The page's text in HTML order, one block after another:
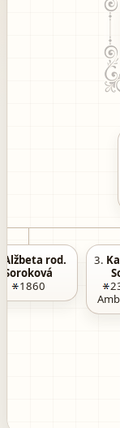
Alžbeta rod.
Soroková
1860
3.